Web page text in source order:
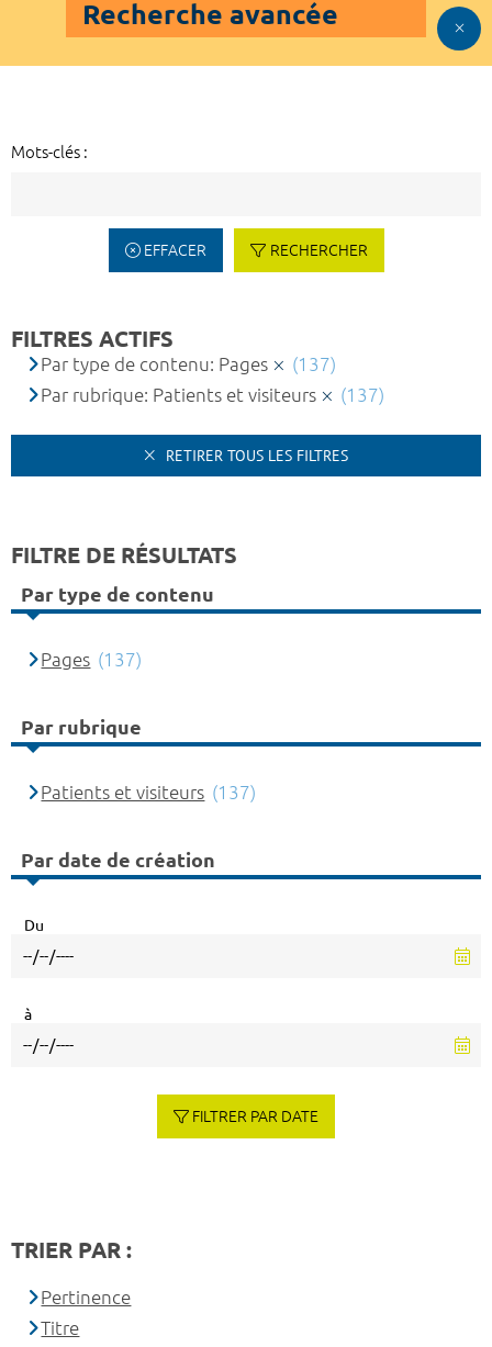
Recherche avancée
Mots-clés :
EFFACER RECHERCHER
FILTRES ACTIFS
Par type de contenu: Pages
(137)
Par rubrique: Patients et visiteurs
(137)
RETIRER TOUS LES FILTRES
FILTRE DE RÉSULTATS
Par type de contenu
Pages (137)
Par rubrique
Patients et visiteurs (137)
Par date de création
Du
à
FILTRER PAR DATE
TRIER PAR :
Pertinence
Titre